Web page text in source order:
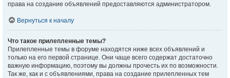
права на создание объявлений предоставляются администратором.
Вернуться к началу
Что такое прилепленные темы?
Прилепленные темы в форуме находятся ниже всех объявлений и
только на его первой странице. Они чаще всего содержат достаточно
важную информацию, поэтому вы должны прочесть их по возможности.
Так же, как и с объявлениями, права на создание прилепленных тем